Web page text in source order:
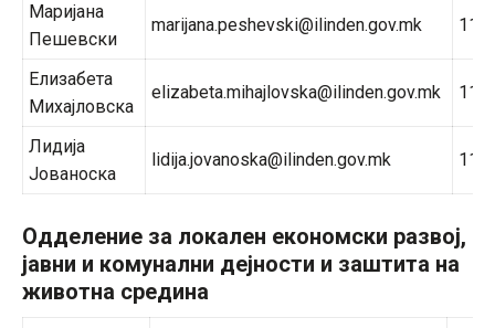
Маријана
Пешевски
marijana.peshevski@ilinden.gov.mk 118
Елизабета
Михајловска
elizabeta.mihajlovska@ilinden.gov.mk 117
Лидија
Јованоска
lidija.jovanoska@ilinden.gov.mk 119
Одделение за локален економски развој,
јавни и комунални дејности и заштита на
животна средина